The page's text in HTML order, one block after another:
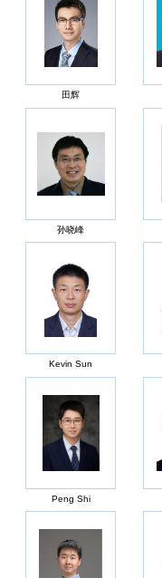
田辉
孙晓峰
Kevin Sun
Peng Shi